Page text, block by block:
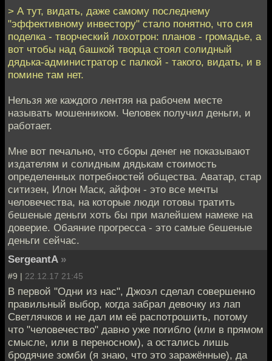
> А тут, видать, даже самому последнему
"эффективному инвестору" стало понятно, что сия
поделка - творческий лохотрон: планов - громадье, а
вот чтобы над башкой творца стоял солидный
дядька-администратор с палкой - такого, видать, и в
помине там нет.
Нельзя же каждого лентяя на рабочем месте
называть мошенником. Человек получил деньги, и
работает.
Мне вот печально, что сборы денег не показывают
издателям и солидным дядькам стоимость
определенных потребностей общества. Аватар, стар
ситизен, Илон Маск, айфон - это все мечты
человечества, на которые люди готовы тратить
бешеные деньги хоть бы при малейшем намеке на
доверие. Обаяние прогресса - это самые бешеные
деньги сейчас.
SergeantA »
#9 | 22.12.17 21:45
В первой "Одни из нас", Джоэл сделал совершенно
правильный выбор, когда забрал девочку из лап
Светлячков и не дал им её распотрошить, потому
что "человечество" давно уже погибло (или в прямом
смысле, или в переносном), а остались лишь
бродячие зомби (я знаю, что это заражённые), да